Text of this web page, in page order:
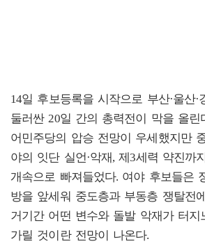
14일 후보등록을 시작으로 부산·울산·
둘러싼 20일 간의 총력전이 막을 올
어민주당의 압승 전망이 우세했지만
야의 잇단 실언·악재, 제3세력 약진까
개속으로 빠져들었다. 여야 후보들은
방을 앞세워 중도층과 부동층 쟁탈전
거기간 어떤 변수와 돌발 악재가 터지
가릴 것이란 전망이 나온다.